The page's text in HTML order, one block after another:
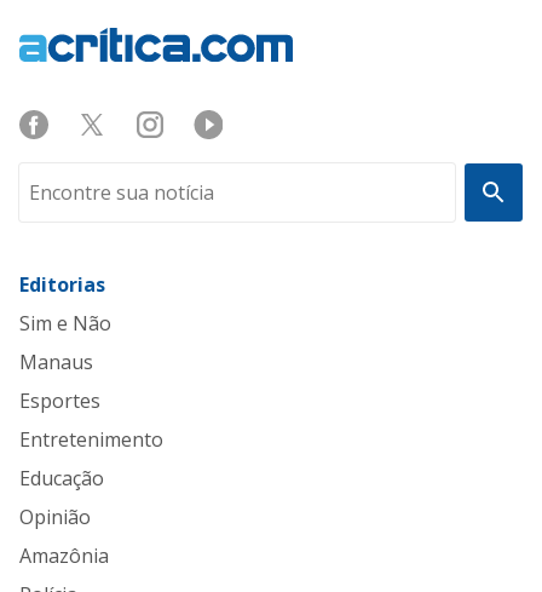
Editorias
Sim e Não
Manaus
Esportes
Entretenimento
Educação
Opinião
Amazônia